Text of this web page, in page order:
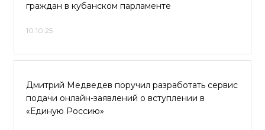
граждан в кубанском парламенте
10.10.25
Дмитрий Медведев поручил разработать сервис
подачи онлайн-заявлений о вступлении в
«Единую Россию»